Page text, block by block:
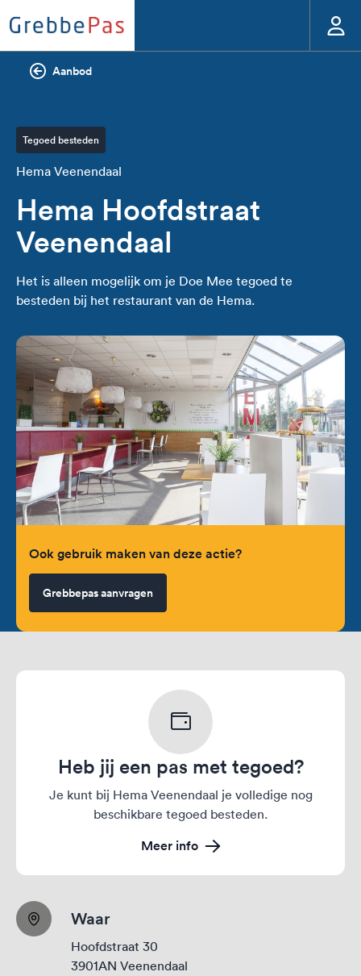
Aanbod
Tegoed besteden
Hema Veenendaal
Hema Hoofdstraat
Veenendaal
Het is alleen mogelijk om je Doe Mee tegoed te
besteden bij het restaurant van de Hema.
Ook gebruik maken van deze actie?
Grebbepas aanvragen
Heb jij een pas met tegoed?
Je kunt bij Hema Veenendaal je volledige nog
beschikbare tegoed besteden.
Meer info
Waar
Hoofdstraat 30
3901AN Veenendaal